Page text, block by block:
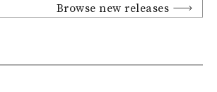
Browse new releases